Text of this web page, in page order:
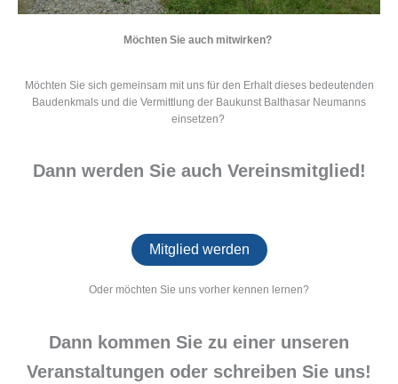
Möchten Sie auch mitwirken?
Möchten Sie sich gemeinsam mit uns für den Erhalt dieses bedeutenden
Baudenkmals und die Vermittlung der Baukunst Balthasar Neumanns
einsetzen?
Dann werden Sie auch Vereinsmitglied!
Mitglied werden
Oder möchten Sie uns vorher kennen lernen?
Dann kommen Sie zu einer unseren
Veranstaltungen oder schreiben Sie uns!